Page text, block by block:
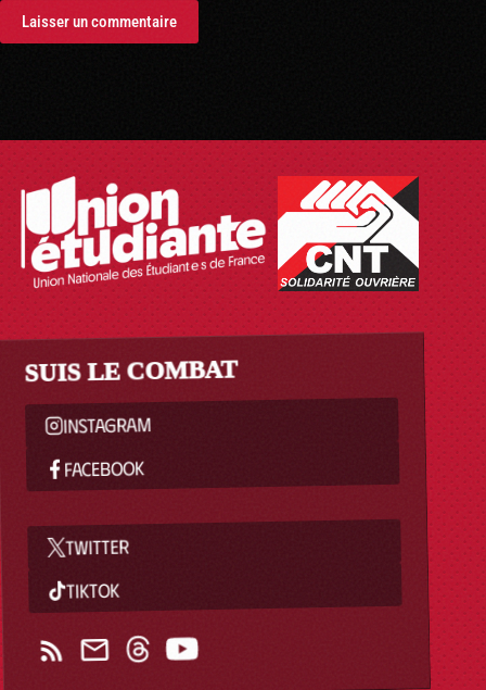
Laisser un commentaire
SUIS LE COMBAT
INSTAGRAM
FACEBOOK
TWITTER
TIKTOK